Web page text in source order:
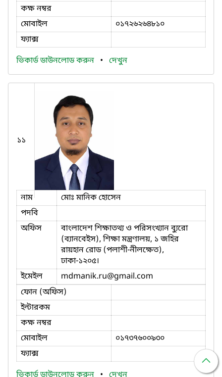
কক্ষ নম্বর
মোবাইল
০১৭২৬২৬৪৮১০
ফ্যাক্স
ভিকার্ড ডাউনলোড করুন • দেখুন
১১
নাম
মোঃ মানিক হোসেন
পদবি
অফিস
বাংলাদেশ শিক্ষাতথ্য ও পরিসংখ্যান ব্যুরো
(ব্যানবেইস), শিক্ষা মন্ত্রণালয়, ১ জহির
রায়হান রোড (পলাশী-নীলক্ষেত),
ঢাকা-১২০৫।
ইমেইল
mdmanik.ru@gmail.com
ফোন (অফিস)
ইন্টারকম
কক্ষ নম্বর
মোবাইল
০১৭৩৭৬০০৯৩০
ফ্যাক্স